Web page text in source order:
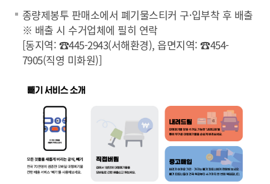
종량제봉투 판매소에서 폐기물스티커 구입〮부착 후 배출
※ 배출 시 수거업체에 필히 연락
[동지역: ☎445-2943(서해환경), 읍면지역: ☎454-
7905(직영 미화원)]